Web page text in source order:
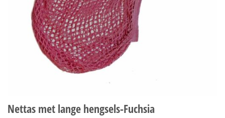
Nettas met lange hengsels-Fuchsia